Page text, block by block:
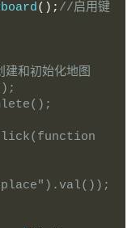
(); //启用键
创建和初始化地图